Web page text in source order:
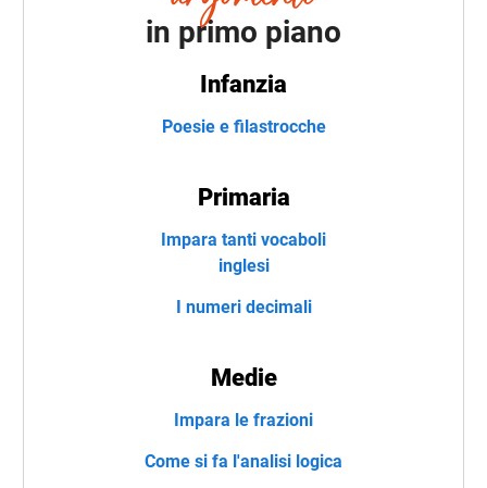
in primo piano
Infanzia
Poesie e filastrocche
Primaria
Impara tanti vocaboli
inglesi
I numeri decimali
Medie
Impara le frazioni
Come si fa l'analisi logica